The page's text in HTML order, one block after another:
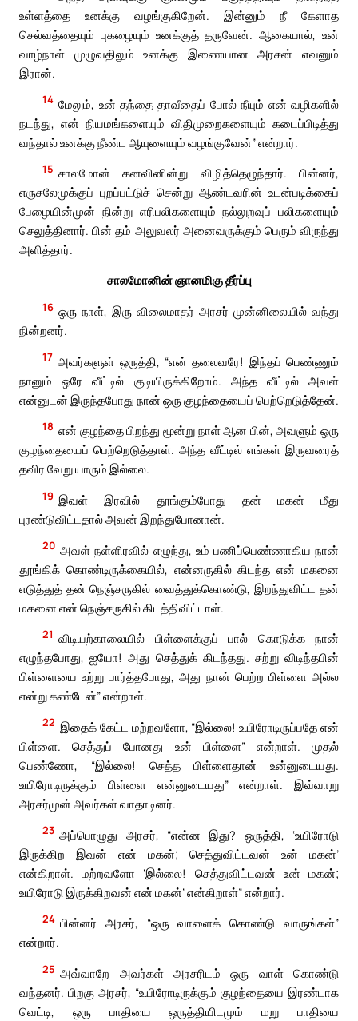
உள்ளத்தை உனக்கு வழங்குகிறேன். இன்னும் நீ கேளாத
செல்வத்தையும் புகழையும் உனக்குத் தருவேன். ஆகையால், உன்
வாழ்நாள் முழுவதிலும் உனக்கு இணையான அரசன் எவனும்
இரான்.
14 மேலும், உன் தந்தை தாவீதைப் போல் நீயும் என் வழிகளில்
நடந்து, என் நியமங்களையும் விதிமுறைகளையும் கடைப்பிடித்து
வந்தால் உனக்கு நீண்ட ஆயுளையும் வழங்குவேன்” என்றார்.
15 சாலமோன் கனவினின்று விழித்தெழுந்தார். பின்னர்,
எருசலேமுக்குப் புறப்பட்டுச் சென்று ஆண்டவரின் உடன்படிக்கைப்
பேழையின்முன் நின்று எரிபலிகளையும் நல்லுறவுப் பலிகளையும்
செலுத்தினார். பின் தம் அலுவலர் அனைவருக்கும் பெரும் விருந்து
அளித்தார்.
சாலமோனின் ஞானமிகு தீர்ப்பு
16 ஒரு நாள், இரு விலைமாதர் அரசர் முன்னிலையில் வந்து
நின்றனர்.
17 அவர்களுள் ஒருத்தி, “என் தலைவரே! இந்தப் பெண்ணும்
நானும் ஒரே வீட்டில் குடியிருக்கிறோம். அந்த வீட்டில் அவள்
என்னுடன் இருந்தபோது நான் ஒரு குழந்தையைப் பெற்றெடுத்தேன்.
18 என் குழந்தை பிறந்து மூன்று நாள் ஆன பின், அவளும் ஒரு
குழந்தையைப் பெற்றெடுத்தாள். அந்த வீட்டில் எங்கள் இருவரைத்
தவிர வேறு யாரும் இல்லை.
19 இவள் இரவில் தூங்கும்போது தன் மகன் மீது
புரண்டுவிட்டதால் அவன் இறந்துபோனான்.
20 அவள் நள்ளிரவில் எழுந்து, உம் பணிப்பெண்ணாகிய நான்
தூங்கிக் கொண்டிருக்கையில், என்னருகில் கிடந்த என் மகனை
எடுத்துத் தன் நெஞ்சருகில் வைத்துக்கொண்டு, இறந்துவிட்ட தன்
மகனை என் நெஞ்சருகில் கிடத்திவிட்டாள்.
21 விடியற்காலையில் பிள்ளைக்குப் பால் கொடுக்க நான்
எழுந்தபோது, ஐயோ! அது செத்துக் கிடந்தது. சற்று விடிந்தபின்
பிள்ளையை உற்று பார்த்தபோது, அது நான் பெற்ற பிள்ளை அல்ல
என்று கண்டேன்” என்றாள்.
22 இதைக் கேட்ட மற்றவளோ, “இல்லை! உயிரோடிருப்பதே என்
பிள்ளை. செத்துப் போனது உன் பிள்ளை” என்றாள். முதல்
பெண்ணோ, “இல்லை! செத்த பிள்ளைதான் உன்னுடையது.
உயிரோடிருக்கும் பிள்ளை என்னுடையது” என்றாள். இவ்வாறு
அரசர்முன் அவர்கள் வாதாடினர்.
23 அப்பொழுது அரசர், “என்ன இது? ஒருத்தி, ‘உயிரோடு
இருக்கிற இவன் என் மகன்; செத்துவிட்டவன் உன் மகன்’
என்கிறாள். மற்றவளோ ‘இல்லை! செத்துவிட்டவன் உன் மகன்;
உயிரோடு இருக்கிறவன் என் மகன்’ என்கிறாள்” என்றார்.
24 பின்னர் அரசர், “ஒரு வாளைக் கொண்டு வாருங்கள்”
என்றார்.
25 அவ்வாறே அவர்கள் அரசரிடம் ஒரு வாள் கொண்டு
வந்தனர். பிறகு அரசர், “உயிரோடிருக்கும் குழந்தையை இரண்டாக
வெட்டி, ஒரு பாதியை ஒருத்தியிடமும் மறு பாதியை